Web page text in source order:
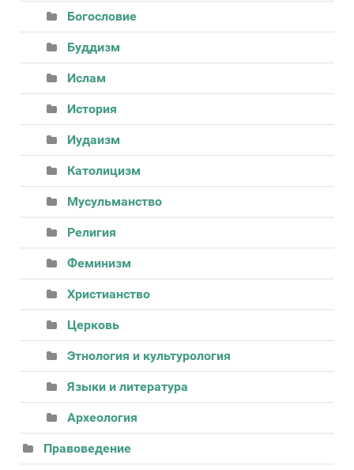
Богословие
Буддизм
Ислам
История
Иудаизм
Католицизм
Мусульманство
Религия
Феминизм
Христианство
Церковь
Этнология и культурология
Языки и литература
Археология
Правоведение